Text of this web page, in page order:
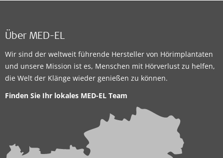
Über MED-EL
Wir sind der weltweit führende Hersteller von Hörimplantaten
und unsere Mission ist es, Menschen mit Hörverlust zu helfen,
die Welt der Klänge wieder genießen zu können.
Finden Sie Ihr lokales MED-EL Team